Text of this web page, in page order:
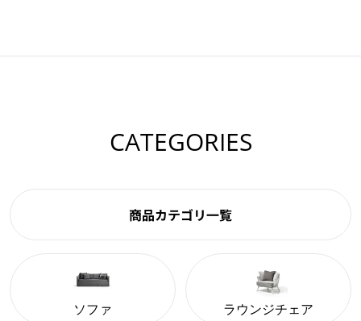
CATEGORIES
商品カテゴリ一覧
ソファ ラウンジチェア